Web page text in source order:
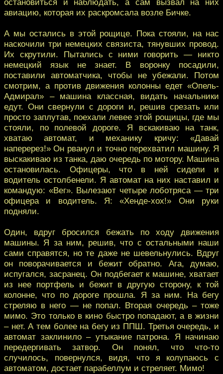
остановиться и наблюдать, а сам вызвал на них
авиацию, которая их раскромсала возле Бичке.
А мы остались в этой рощице. Пока стояли, на нас
наскочили три немецких связиста, тянувших провод.
Их скрутили. Пытались с ними говорить — никто
немецкий язык не знает. В воронку посадили,
поставили автоматчика, чтобы не убежали. Потом
смотрим, а против движения колонны едет «Опель-
Адмирал» – машина классная, видать начальники
едут. Они свернули с дороги и, решив срезать или
просто заплутав, поехали левее этой рощицы, где мы
стояли, по полевой дороге. Я вскакиваю на танк,
хватаю автомат, и механику кричу: «Давай
наперерез!» Он рванул и точно перехватил машину. Я
выскакиваю из танка, даю очередь по мотору. Машина
остановилась. Офицеры, что в ней сидели и
водитель остолбенели. Я автомат на них наставил и
командую: «Вег». Вылезают четыре лоботряса — три
офицера и водитель. Я: «Хенде-хох!» Они руки
подняли.
Один, вдруг бросился бежать по ходу движения
машины. Я за ним, решив, что с остальными наши
сами справятся, но те даже не шевельнулись. Вдруг
он поворачивается и бежит обратно. Ага, думаю,
испугался, засранец. Он подбегает к машине, хватает
из нее портфель и бежит в другую сторону, к той
колонне, что по дороге прошла. Я за ним. На бегу
стреляю в него — не попал. Вторая очередь – тоже
мимо. Это только в кино быстро попадают, а в жизни
– нет. А тем более на бегу из ППШ. Третья очередь, и
автомат заклинило – утыкание патрона. Я начинаю
передергивать затвор. Он понял, что что-то
случилось, повернулся, видя, что я колупаюсь с
автоматом, достает парабеллум и стреляет. Мимо!